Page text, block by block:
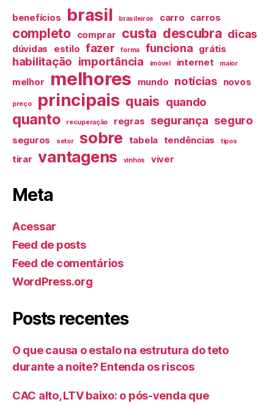
benefícios brasil brasileiros carro carros
completo comprar custa descubra dicas
dúvidas estilo fazer forma funciona grátis
habilitação importância imóvel internet maior
melhor melhores mundo notícias novos
preço principais quais quando
quanto recuperação regras segurança seguro
seguros setor sobre tabela tendências tipos
tirar vantagens vinhos viver
Meta
Acessar
Feed de posts
Feed de comentários
WordPress.org
Posts recentes
O que causa o estalo na estrutura do teto
durante a noite? Entenda os riscos
CAC alto, LTV baixo: o pós-venda que